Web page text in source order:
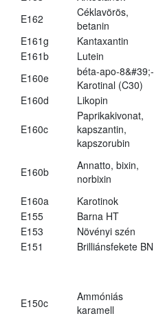
E162
Céklavörös,
betanin
E161g
Kantaxantin
E161b
Lutein
E160e
béta-apo-8&#39;-
Karotinal (C30)
E160d
Likopin
E160c
Paprikakivonat,
kapszantin,
kapszorubin
E160b
Annatto, bixin,
norbixin
E160a
Karotinok
E155
Barna HT
E153
Növényi szén
E151
Brilliánsfekete BN
E150c
Ammóniás
karamell